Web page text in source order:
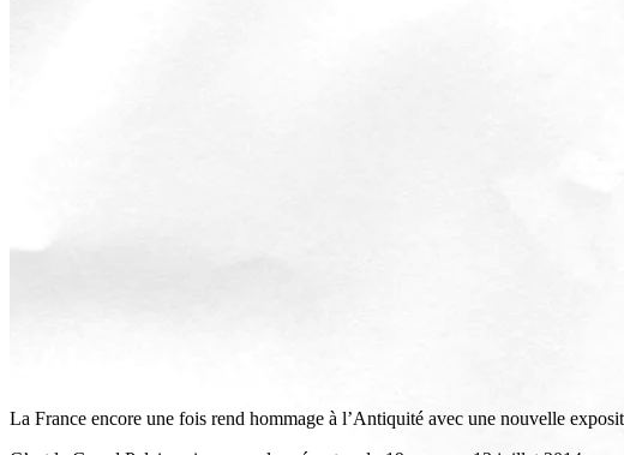
La France encore une fois rend hommage à l’Antiquité avec une nouvelle